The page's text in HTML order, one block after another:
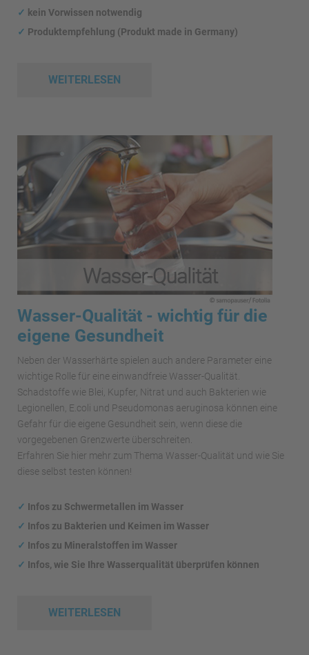
✓ kein Vorwissen notwendig
✓ Produktempfehlung (Produkt made in Germany)
WEITERLESEN
Wasser-Qualität - wichtig für die
eigene Gesundheit
Neben der Wasserhärte spielen auch andere Parameter eine
wichtige Rolle für eine einwandfreie Wasser-Qualität.
Schadstoffe wie Blei, Kupfer, Nitrat und auch Bakterien wie
Legionellen, E.coli und Pseudomonas aeruginosa können eine
Gefahr für die eigene Gesundheit sein, wenn diese die
vorgegebenen Grenzwerte überschreiten.
Erfahren Sie hier mehr zum Thema Wasser-Qualität und wie Sie
diese selbst testen können!
✓ Infos zu Schwermetallen im Wasser
✓ Infos zu Bakterien und Keimen im Wasser
✓ Infos zu Mineralstoffen im Wasser
✓ Infos, wie Sie Ihre Wasserqualität überprüfen können
WEITERLESEN